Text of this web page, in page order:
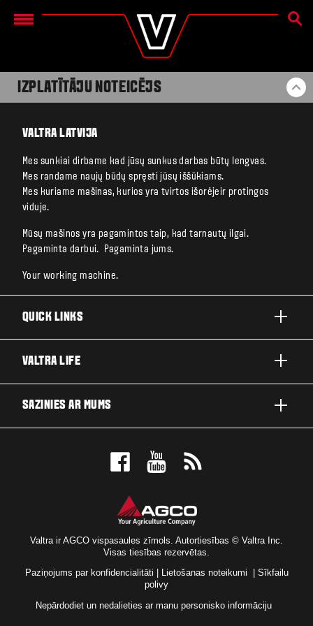
Menu
IZPLATĪTĀJU NOTEICĒJS
VALTRA LATVIJA
Mes sunkiai dirbame kad jūsų sunkus darbas būtų lengvas.
Mes randame naujų būdų spręsti jūsų iššūkiams.
Mes kuriame mašinas, kurios yra tvirtos išorėjeir protingos
viduje.
Mūsų mašinos yra pagamintos taip, kad tarnautų ilgai.
Pagaminta darbui. Pagaminta jums.
Your working machine.
QUICK LINKS
N SĒRIJA
TEHNOLOĢIJU RISINĀJUMI
SERVISS UN REMONTS
VALTRA LIFE
SAZINIES AR MUMS
Valtra ir AGCO vispasaules zīmols. Autortiesības © Valtra Inc.
Visas tiesības rezervētas.
Paziņojums par konfidencialitāti
Lietošanas noteikumi
Sīkfailu
polivy
Nepārdodiet un nedalieties ar manu personisko informāciju